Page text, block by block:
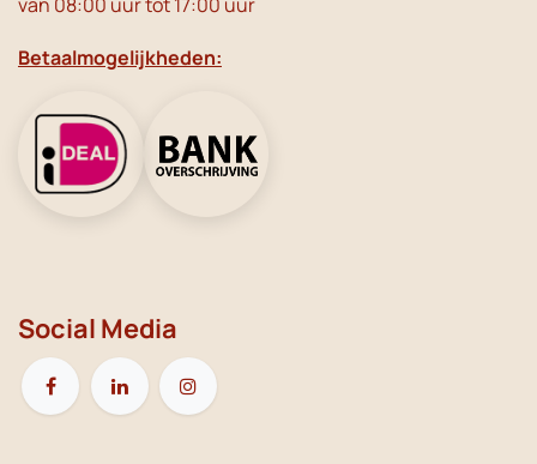
Betaalmogelijkheden:
Social Media